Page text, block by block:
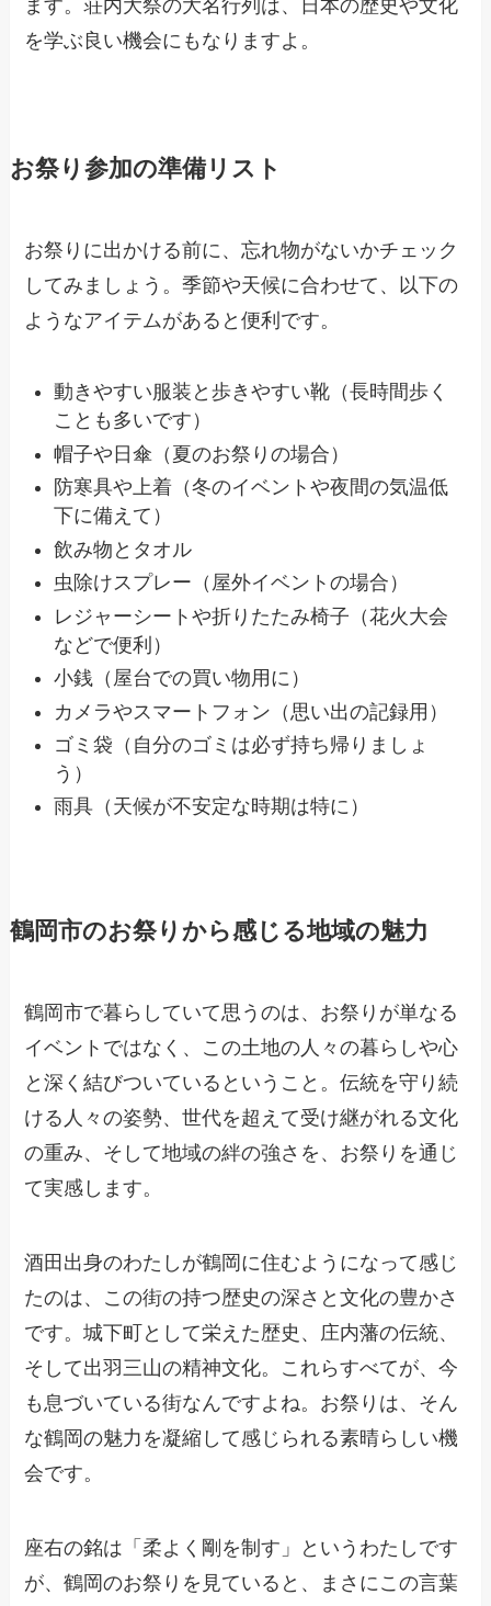
ます。荘内大祭の大名行列は、日本の歴史や文化
を学ぶ良い機会にもなりますよ。
お祭り参加の準備リスト
お祭りに出かける前に、忘れ物がないかチェック
してみましょう。季節や天候に合わせて、以下の
ようなアイテムがあると便利です。
動きやすい服装と歩きやすい靴（長時間歩く
ことも多いです）
帽子や日傘（夏のお祭りの場合）
防寒具や上着（冬のイベントや夜間の気温低
下に備えて）
飲み物とタオル
虫除けスプレー（屋外イベントの場合）
レジャーシートや折りたたみ椅子（花火大会
などで便利）
小銭（屋台での買い物用に）
カメラやスマートフォン（思い出の記録用）
ゴミ袋（自分のゴミは必ず持ち帰りましょ
う）
雨具（天候が不安定な時期は特に）
鶴岡市のお祭りから感じる地域の魅力
鶴岡市で暮らしていて思うのは、お祭りが単なる
イベントではなく、この土地の人々の暮らしや心
と深く結びついているということ。伝統を守り続
ける人々の姿勢、世代を超えて受け継がれる文化
の重み、そして地域の絆の強さを、お祭りを通じ
て実感します。
酒田出身のわたしが鶴岡に住むようになって感じ
たのは、この街の持つ歴史の深さと文化の豊かさ
です。城下町として栄えた歴史、庄内藩の伝統、
そして出羽三山の精神文化。これらすべてが、今
も息づいている街なんですよね。お祭りは、そん
な鶴岡の魅力を凝縮して感じられる素晴らしい機
会です。
座右の銘は「柔よく剛を制す」というわたしです
が、鶴岡のお祭りを見ていると、まさにこの言葉